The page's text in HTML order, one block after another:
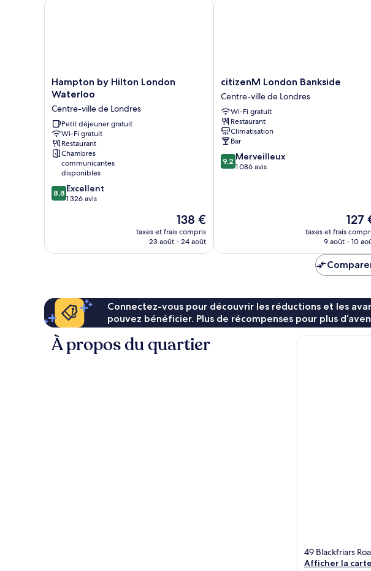
place
place
Hampton
by
London
Waterloo
Centre-
ville
de
Londres
Hampton by Hilton London
Waterloo
Centre-ville de Londres
Petit déjeuner gratuit
Wi-Fi gratuit
Restaurant
Chambres
communicantes
disponibles
8.8
sur
8,8 Excellent
1 326 avis
Le
nouveau
prix
138 €
taxes et frais compris
23 août - 24 août
citizenM
London
Bankside
Centre-
ville
de
Londres
citizenM London Bankside
Centre-ville de Londres
Wi-Fi gratuit
Restaurant
Climatisation
Bar
9.2
sur
9,2 Merveilleux
1 086 avis
Le
prix
de
127 €
127
taxes et frais
9 août - 10
Connectez-vous pour découvrir les réductions et les
pouvez bénéficier. Plus de récompenses pour plus
À propos du quartier
49 Blackfriars
Afficher la carte